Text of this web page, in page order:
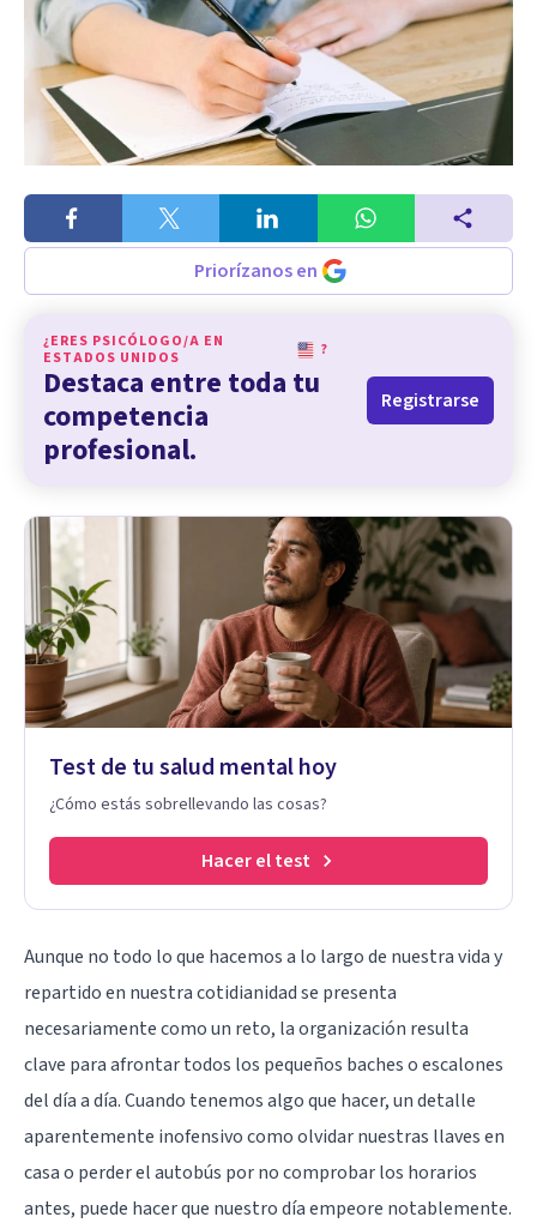
Priorízanos en
¿ERES PSICÓLOGO/A EN
ESTADOS UNIDOS
?
Destaca entre toda tu
competencia
profesional.
Registrarse
Test de tu salud mental hoy
¿Cómo estás sobrellevando las cosas?
Hacer el test
Aunque no todo lo que hacemos a lo largo de nuestra vida y
repartido en nuestra cotidianidad se presenta
necesariamente como un reto, la organización resulta
clave para afrontar todos los pequeños baches o escalones
del día a día. Cuando tenemos algo que hacer, un detalle
aparentemente inofensivo como olvidar nuestras llaves en
casa o perder el autobús por no comprobar los horarios
antes, puede hacer que nuestro día empeore notablemente.